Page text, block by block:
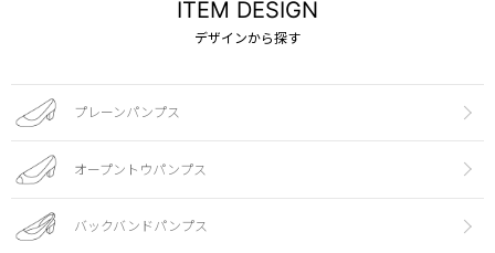
ITEM DESIGN
デザインから探す
プレーンパンプス
オープントウパンプス
バックバンドパンプス